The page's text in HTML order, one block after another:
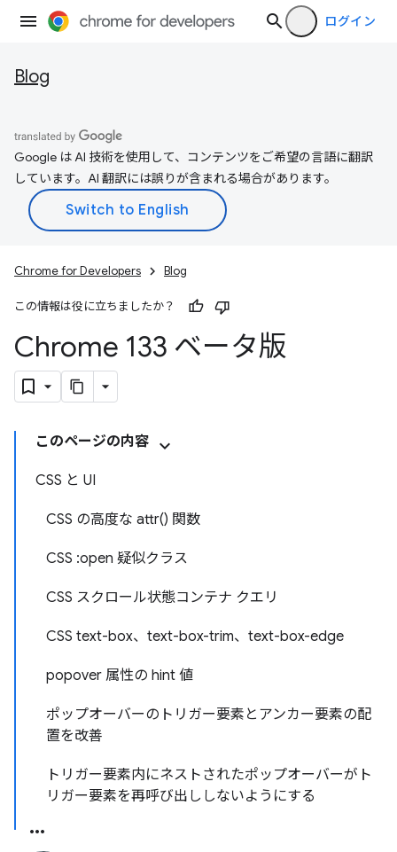
ログイン
Blog
Google は AI 技術を使用して、コンテンツをご希望の言語に翻訳
しています。AI 翻訳には誤りが含まれる場合があります。
Chrome for Developers Blog
この情報は役に立ちましたか？
Chrome 133 ベータ版
このページの内容
CSS と UI
CSS の高度な attr() 関数
CSS :open 疑似クラス
CSS スクロール状態コンテナ クエリ
CSS text-box、text-box-trim、text-box-edge
popover 属性の hint 値
ポップオーバーのトリガー要素とアンカー要素の配
置を改善
トリガー要素内にネストされたポップオーバーがト
リガー要素を再呼び出ししないようにする